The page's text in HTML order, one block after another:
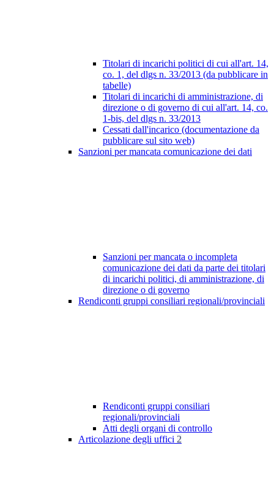
Titolari di incarichi politici di cui all'art. 14,
co. 1, del dlgs n. 33/2013 (da pubblicare in
tabelle)
Titolari di incarichi di amministrazione, di
direzione o di governo di cui all'art. 14, co.
1-bis, del dlgs n. 33/2013
Cessati dall'incarico (documentazione da
pubblicare sul sito web)
Sanzioni per mancata comunicazione dei dati
Sanzioni per mancata o incompleta
comunicazione dei dati da parte dei titolari
di incarichi politici, di amministrazione, di
direzione o di governo
Rendiconti gruppi consiliari regionali/provinciali
Rendiconti gruppi consiliari
regionali/provinciali
Atti degli organi di controllo
Articolazione degli uffici 2